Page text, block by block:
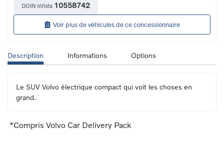
DOIN nVista 10558742
Voir plus de véhicules de ce concessionnaire
Description Informations Options
Le SUV Volvo électrique compact qui voit les choses en
grand.
*Compris Volvo Car Delivery Pack